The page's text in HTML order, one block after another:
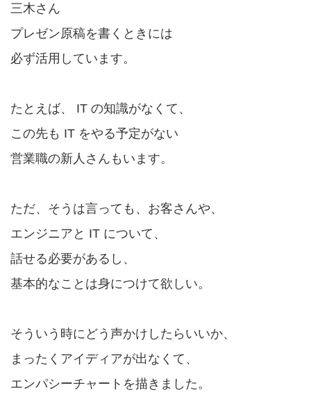
三木さん
プレゼン原稿を書くときには
必ず活用しています。
たとえば、 IT の知識がなくて、
この先も IT をやる予定がない
営業職の新人さんもいます。
ただ、そうは言っても、お客さんや、
エンジニアと IT について、
話せる必要があるし、
基本的なことは身につけて欲しい。
そういう時にどう声かけしたらいいか、
まったくアイディアが出なくて、
エンパシーチャートを描きました。